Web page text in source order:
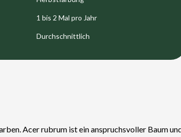
1 bis 2 Mal pro Jahr
Durchschnittlich
Acer rubrum ist ein anspruchsvoller Baum